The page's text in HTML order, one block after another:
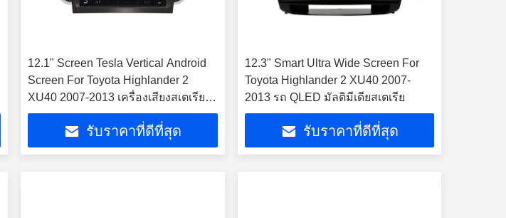
12.1" Screen Tesla Vertical Android
Screen For Toyota Highlander 2
XU40 2007-2013 เครื่องเสียงสเตเรียมั
ลติมีเดียรถยนต์
รับราคาที่ดีที่สุด
12.3" Smart Ultra Wide Screen For
Toyota Highlander 2 XU40 2007-
2013 รถ QLED มัลติมีเดียสเตเรีย
รับราคาที่ดีที่สุด